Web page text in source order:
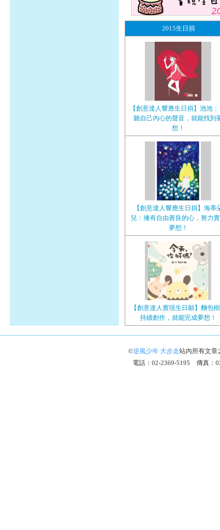
2015生日捐
【創意達人響應生日捐】池池
聽自己內心的聲音，就能找到
想！
【創意達人響應生日捐】海蒂
兒：擁有自由善良的心，努力
夢想！
【創意達人實現生日願】麵包
持續創作，就能完成夢想！
©逆風少年 大步走站內所有文章
電話：02-2369-5195 傳真：